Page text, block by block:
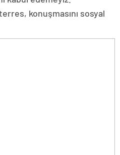
konuşmasını sosyal